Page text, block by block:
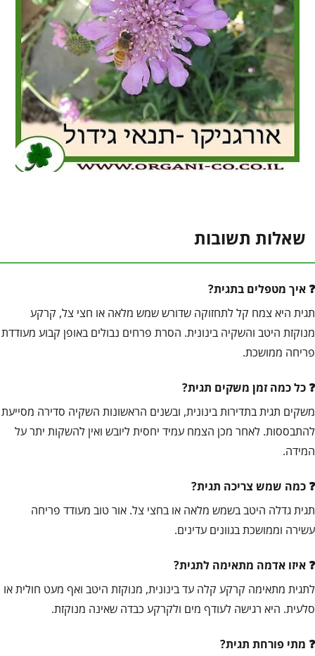
שאלות תשובות
איך מטפלים בתגית?
תגית היא צמח קל לתחזוקה שדורש שמש מלאה או חצי צל, קרקע
מנוקזת היטב והשקיה בינונית. הסרת פרחים נבולים באופן קבוע מעודדת
פריחה ממושכת.
כל כמה זמן משקים תגית?
משקים תגית בתדירות בינונית, ובשנים הראשונות השקיה סדירה מסייעת
להתבססות. לאחר מכן הצמח עמיד יחסית ליובש ואין להשקות יתר על
המידה.
כמה שמש צריכה תגית?
תגית גדלה היטב בשמש מלאה או בחצי צל. אור טוב מעודד פריחה
עשירה וממושכת בגוונים עדינים.
איזו אדמה מתאימה לתגית?
לתגית מתאימה קרקע קלה עד בינונית, מנוקזת היטב ואף מעט חולית או
סלעית. היא רגישה לעודף מים ולקרקע כבדה שאינה מנוקזת.
מתי פורחת תגית?